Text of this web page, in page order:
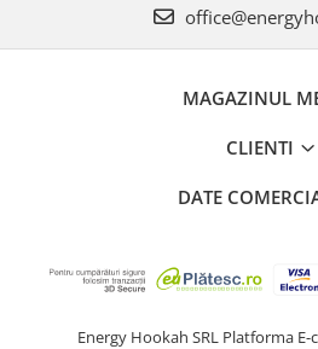
MAGAZINUL
CLIENTI
DATE
Energy Hookah SRL Platforma E-